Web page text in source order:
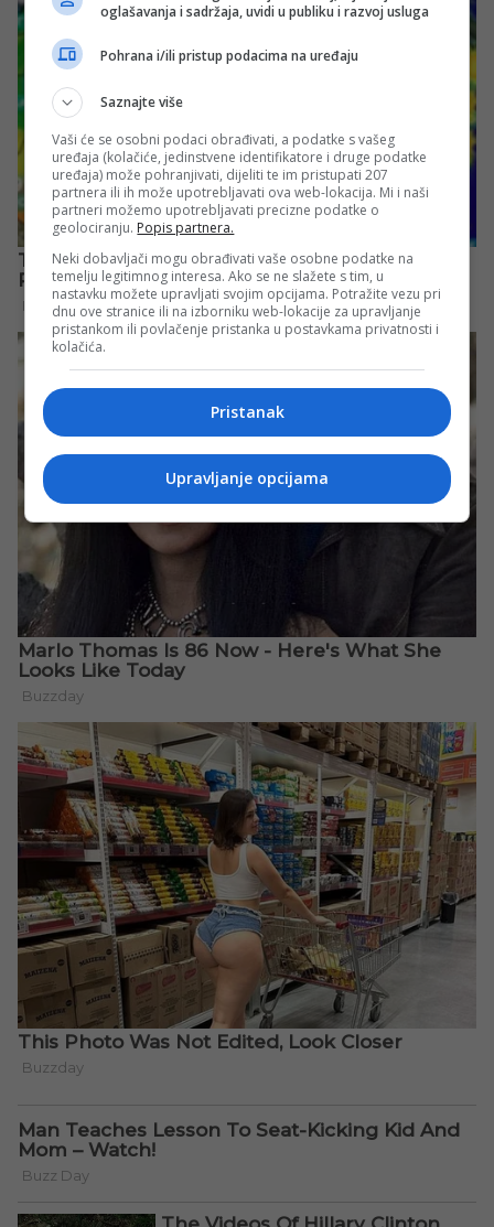
oglašavanja i sadržaja, uvidi u publiku i razvoj usluga
Pohrana i/ili pristup podacima na uređaju
Saznajte više
Vaši će se osobni podaci obrađivati, a podatke s vašeg
uređaja (kolačiće, jedinstvene identifikatore i druge podatke
uređaja) može pohranjivati, dijeliti te im pristupati 207
partnera ili ih može upotrebljavati ova web-lokacija. Mi i naši
partneri možemo upotrebljavati precizne podatke o
geolociranju. Popis partnera.
Neki dobavljači mogu obrađivati vaše osobne podatke na
temelju legitimnog interesa. Ako se ne slažete s tim, u
nastavku možete upravljati svojim opcijama. Potražite vezu pri
dnu ove stranice ili na izborniku web-lokacije za upravljanje
pristankom ili povlačenje pristanka u postavkama privatnosti i
kolačića.
Pristanak
Upravljanje opcijama